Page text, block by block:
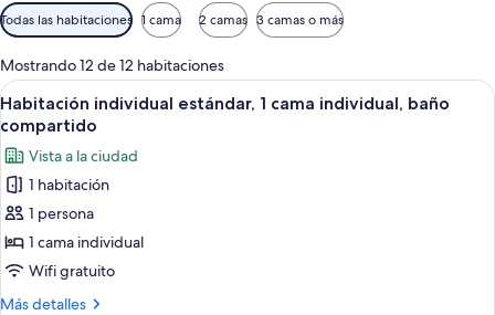
Filtros
disponibles
para
las
habitaciones
Todas las habitaciones 1 cama 2 camas 3 camas o más
Mostrando 12 de 12 habitaciones
Abrir
todas
las
fotos
de
Habitación
individual
estándar,
1
Un dormitorio pequeño con una
9
Habitación individual estándar, 1 cama individual, baño
compartido
Vista a la ciudad
1 habitación
1 persona
1 cama individual
Wifi gratuito
Más detalles
Más